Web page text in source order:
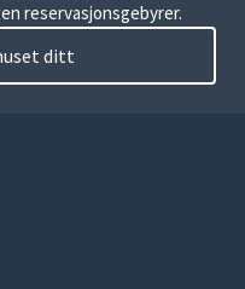
reservasjonsgebyrer.
ditt